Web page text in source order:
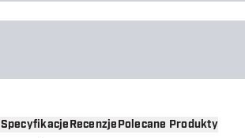
SpecyfikacjeRecenzjePolecane Produkty